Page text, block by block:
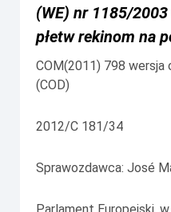
(WE) nr 1185/
płetw rekinom na
COM(2011) 798
(COD)
2012/C 181/34
Sprawozdawca: José